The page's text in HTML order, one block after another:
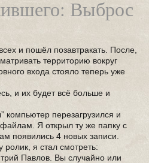
Выброс
и пошёл позавтракать. После,
территорию вокруг
входа стояло теперь уже
и их будет всё больше и
компьютер перезагрузился и
Я открыл ту же папку с
появились 4 новых записи.
ролик, я стал смотреть:
Павлов. Вы случайно или